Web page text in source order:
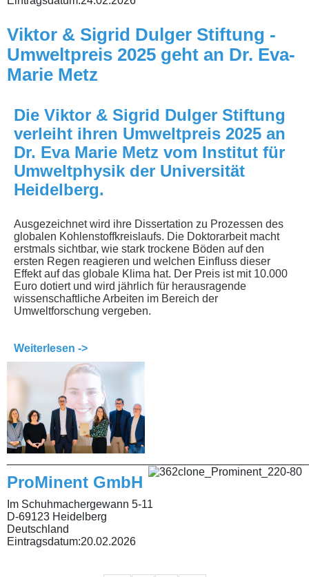
Viktor & Sigrid Dulger Stiftung -
Umweltpreis 2025 geht an Dr. Eva-
Marie Metz
Die Viktor & Sigrid Dulger Stiftung
verleiht ihren Umweltpreis 2025 an
Dr. Eva Marie Metz vom Institut für
Umweltphysik der Universität
Heidelberg.
Ausgezeichnet wird ihre Dissertation zu Prozessen des
globalen Kohlenstoffkreislaufs. Die Doktorarbeit macht
erstmals sichtbar, wie stark trockene Böden auf den
ersten Regen reagieren und welchen Einfluss dieser
Effekt auf das globale Klima hat. Der Preis ist mit 10.000
Euro dotiert und wird jährlich für herausragende
wissenschaftliche Arbeiten im Bereich der
Umweltforschung vergeben.
Weiterlesen ->
ProMinent GmbH
Im Schuhmachergewann 5-11
D-69123 Heidelberg
Deutschland
Eintragsdatum:20.02.2026